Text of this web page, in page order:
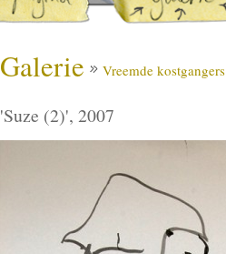
Galerie Vreemde kostgangers
'Suze (2)', 2007